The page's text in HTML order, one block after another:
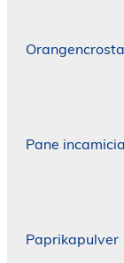
Pane
Paprikapulver